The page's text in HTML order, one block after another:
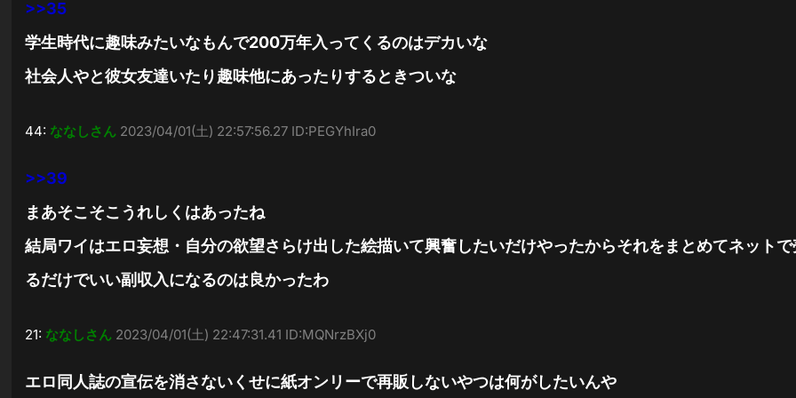
>>35
学生時代に趣味みたいなもんで200万年入ってくるのはデカいな
社会人やと彼女友達いたり趣味他にあったりするときついな
44: ななしさん 2023/04/01(土) 22:57:56.27 ID:PEGYhIra0
>>39
まあそこそこうれしくはあったね
結局ワイはエロ妄想・自分の欲望さらけ出した絵描いて興奮したいだけやったからそれをまとめてネット
るだけでいい副収入になるのは良かったわ
21: ななしさん 2023/04/01(土) 22:47:31.41 ID:MQNrzBXj0
エロ同人誌の宣伝を消さないくせに紙オンリーで再販しないやつは何がしたいんや